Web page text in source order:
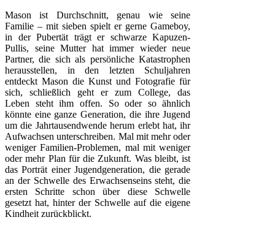
Mason ist Durchschnitt, genau wie seine
Familie – mit sieben spielt er gerne Gameboy,
in der Pubertät trägt er schwarze Kapuzen-
Pullis, seine Mutter hat immer wieder neue
Partner, die sich als persönliche Katastrophen
herausstellen, in den letzten Schuljahren
entdeckt Mason die Kunst und Fotografie für
sich, schließlich geht er zum College, das
Leben steht ihm offen. So oder so ähnlich
könnte eine ganze Generation, die ihre Jugend
um die Jahrtausendwende herum erlebt hat, ihr
Aufwachsen unterschreiben. Mal mit mehr oder
weniger Familien-Problemen, mal mit weniger
oder mehr Plan für die Zukunft. Was bleibt, ist
das Porträt einer Jugendgeneration, die gerade
an der Schwelle des Erwachsenseins steht, die
ersten Schritte schon über diese Schwelle
gesetzt hat, hinter der Schwelle auf die eigene
Kindheit zurückblickt.